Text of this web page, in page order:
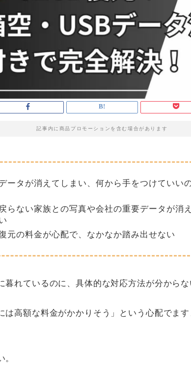
記事内に商品プロモーションを含む場合があります
ータが消えてしまい、何から手をつけていい
らない家族との写真や会社の重要データが消
元の料金が心配で、なかなか踏み出せない
暮れているのに、具体的な対応方法が分から
は高額な料金がかかりそう」という心配でま